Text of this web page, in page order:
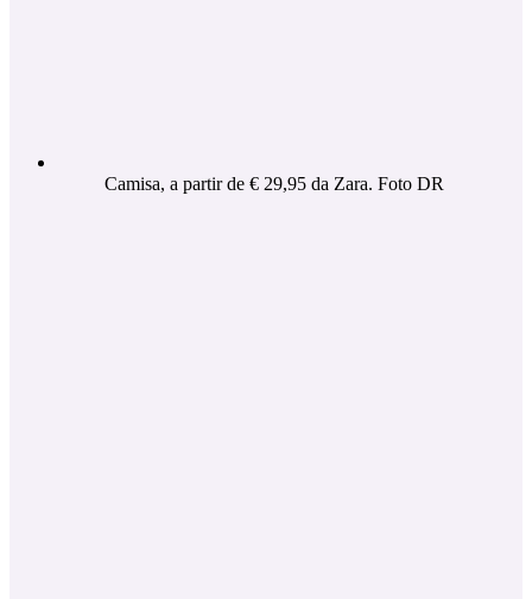
Camisa, a partir de € 29,95 da Zara. Foto DR